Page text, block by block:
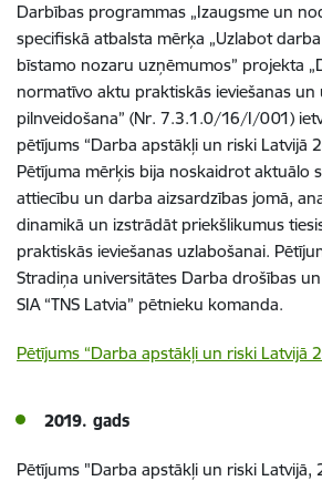
Darbības programmas „Izaugsme un
specifiskā atbalsta mērķa „Uzlabot
bīstamo nozaru uzņēmumos” projekta
normatīvo aktu praktiskās ieviešanas un
pilnveidošana” (Nr. 7.3.1.0/16/I/001)
pētījums “Darba apstākļi un riski Latvijā
Pētījuma mērķis bija noskaidrot aktuālo
attiecību un darba aizsardzības jomā,
dinamikā un izstrādāt priekšlikumus
praktiskās ieviešanas uzlabošanai.
Stradiņa universitātes Darba drošības
SIA “TNS Latvia” pētnieku komanda.
Pētījums “Darba apstākļi un riski Latvijā
2019. gads
Pētījums "Darba apstākļi un riski Latvijā,